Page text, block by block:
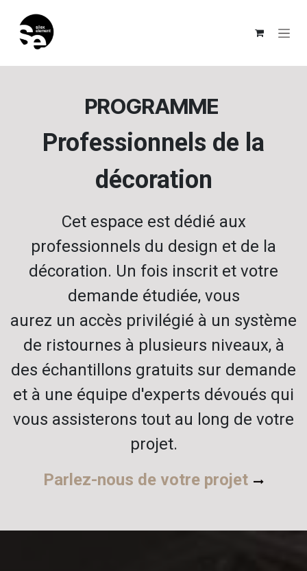
PROGRAMME
Professionnels de la
décoration
Cet espace est dédié aux
professionnels du design et de la
décoration. Un fois inscrit et votre
demande étudiée, vous
aurez un accès privilégié à un système
de ristournes à plusieurs niveaux, à
des échantillons gratuits sur demande
et à une équipe d'experts dévoués qui
vous assisterons tout au long de votre
projet.
Parlez-nous de votre projet